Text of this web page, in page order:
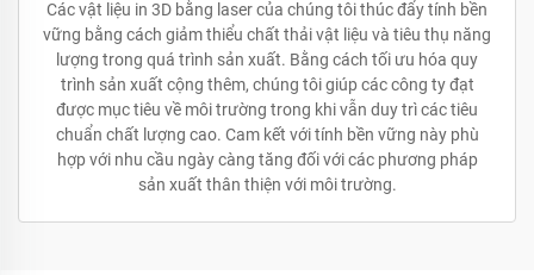
Các vật liệu in 3D bằng laser của chúng tôi thúc đẩy tính bền
vững bằng cách giảm thiểu chất thải vật liệu và tiêu thụ năng
lượng trong quá trình sản xuất. Bằng cách tối ưu hóa quy
trình sản xuất cộng thêm, chúng tôi giúp các công ty đạt
được mục tiêu về môi trường trong khi vẫn duy trì các tiêu
chuẩn chất lượng cao. Cam kết với tính bền vững này phù
hợp với nhu cầu ngày càng tăng đối với các phương pháp
sản xuất thân thiện với môi trường.